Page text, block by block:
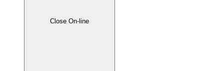
Close On-line